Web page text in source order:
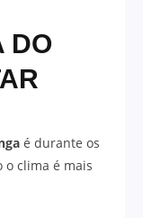
DO
é durante os
o clima é mais